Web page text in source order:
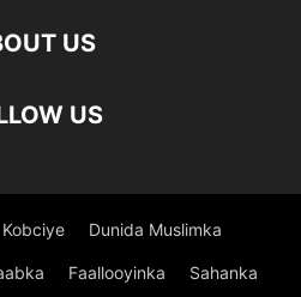
US
US
Kobciye Dunida Muslimka
Faallooyinka Sahanka